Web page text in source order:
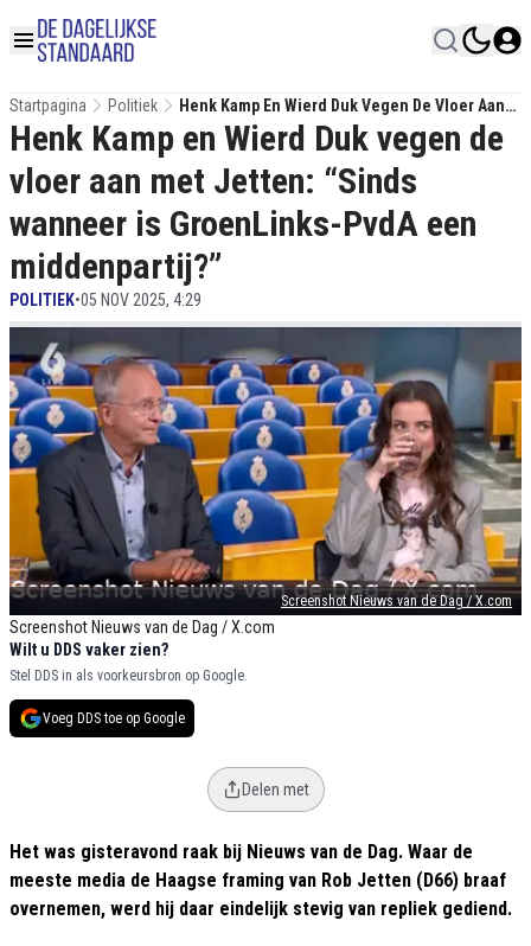
Startpagina Politiek
Henk Kamp En Wierd Duk Vegen De Vloer Aan
Met Jetten: “Sinds Wanneer Is GroenLinks-
PvdA Een Middenpartij?”
Screenshot Nieuws van de Dag / X.com
Screenshot Nieuws van de Dag / X.com
Henk Kamp en Wierd Duk vegen de
vloer aan met Jetten: “Sinds
wanneer is GroenLinks-PvdA een
middenpartij?”
POLITIEK•05 NOV 2025, 4:29
Wilt u DDS vaker zien?
Stel DDS in als voorkeursbron op Google.
Voeg DDS toe op Google
Delen met
Het was gisteravond raak bij Nieuws van de Dag. Waar de
meeste media de Haagse framing van Rob Jetten (D66) braaf
overnemen, werd hij daar eindelijk stevig van repliek gediend.